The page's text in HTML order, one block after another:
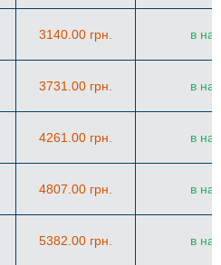
3140.00 грн. в
3731.00 грн. в
4261.00 грн. в
4807.00 грн. в
5382.00 грн. в